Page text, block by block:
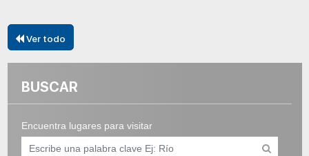
Ver todo
BUSCAR
Encuentra lugares para visitar